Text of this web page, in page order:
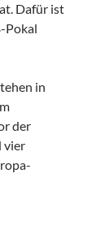
Dafür ist
Pokal
in
der
vier
2018/2019